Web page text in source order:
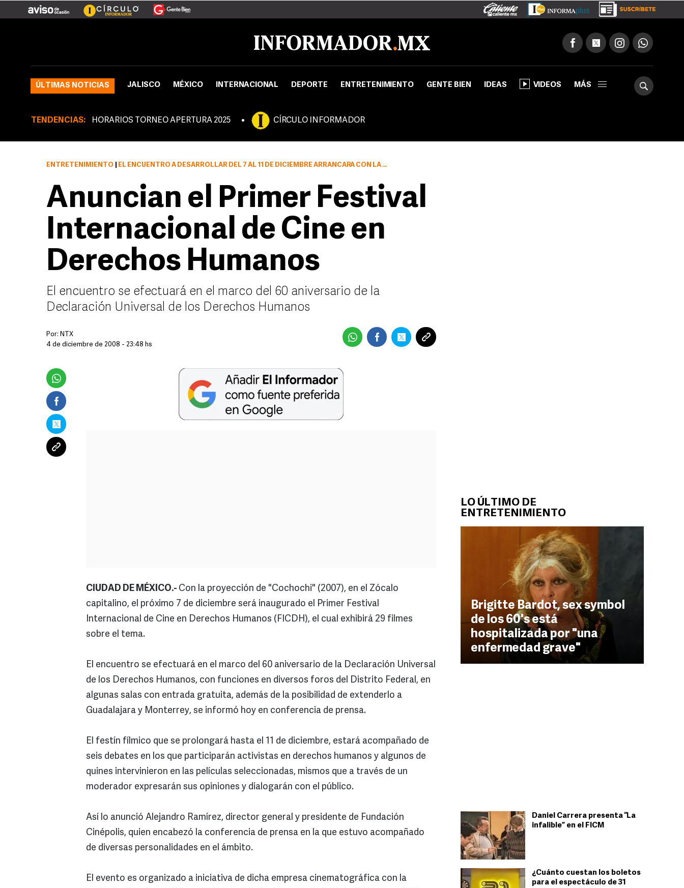
ÚLTIMAS NOTICIAS JALISCO MÉXICO INTERNACIONAL DEPORTE ENTRETENIMIENTO GENTE BIEN IDEAS VIDEOS MÁS
TENDENCIAS: HORARIOS TORNEO APERTURA 2025 CÍRCULO INFORMADOR
LO ÚLTIMO DE
ENTRETENIMIENTO
Brigitte Bardot, sex symbol
de los 60's está
hospitalizada por "una
enfermedad grave"
Daniel Carrera presenta “La
infalible” en el FICM
¿Cuánto cuestan los boletos
para el espectáculo de 31
ENTRETENIMIENTO EL ENCUENTRO A DESARROLLAR DEL 7 AL 11 DE DICIEMBRE ARRANCARÁ CON LA PELÍCULA COCHOCHI
Anuncian el Primer Festival
Internacional de Cine en
Derechos Humanos
El encuentro se efectuará en el marco del 60 aniversario de la
Declaración Universal de los Derechos Humanos
Por: NTX
4 de diciembre de 2008 - 23:48 hs
CIUDAD DE MÉXICO.- Con la proyección de "Cochochi" (2007), en el Zócalo
capitalino, el próximo 7 de diciembre será inaugurado el Primer Festival
Internacional de Cine en Derechos Humanos (FICDH), el cual exhibirá 29 filmes
sobre el tema.
El encuentro se efectuará en el marco del 60 aniversario de la Declaración Universal
de los Derechos Humanos, con funciones en diversos foros del Distrito Federal, en
algunas salas con entrada gratuita, además de la posibilidad de extenderlo a
Guadalajara y Monterrey, se informó hoy en conferencia de prensa.
El festín fílmico que se prolongará hasta el 11 de diciembre, estará acompañado de
seis debates en los que participarán activistas en derechos humanos y algunos de
quines intervinieron en las películas seleccionadas, mismos que a través de un
moderador expresarán sus opiniones y dialogarán con el público.
Así lo anunció Alejandro Ramírez, director general y presidente de Fundación
Cinépolis, quien encabezó la conferencia de prensa en la que estuvo acompañado
de diversas personalidades en el ámbito.
El evento es organizado a iniciativa de dicha empresa cinematográfica con la